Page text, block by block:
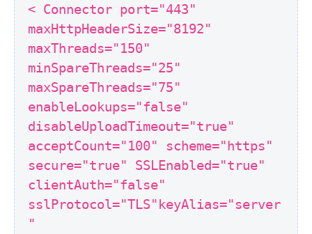
< Connector port="443"
maxHttpHeaderSize="8192"
maxThreads="150"
minSpareThreads="25"
maxSpareThreads="75"
enableLookups="false"
disableUploadTimeout="true"
acceptCount="100" scheme="https"
secure="true" SSLEnabled="true"
clientAuth="false"
sslProtocol="TLS"keyAlias="server
"